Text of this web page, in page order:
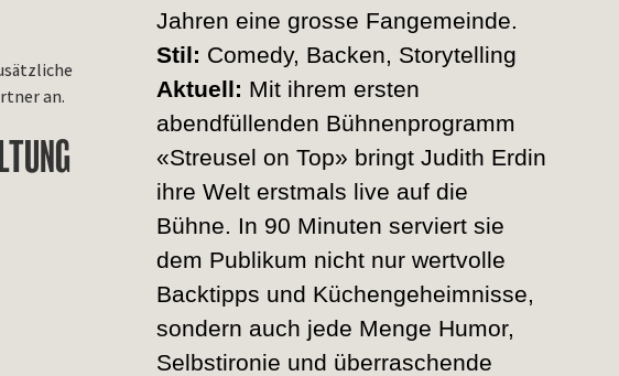
an.
Jahren eine grosse Fangemeinde.
Stil: Comedy, Backen, Storytelling
Aktuell: Mit ihrem ersten
abendfüllenden Bühnenprogramm
«Streusel on Top» bringt Judith Erdin
ihre Welt erstmals live auf die
Bühne. In 90 Minuten serviert sie
dem Publikum nicht nur wertvolle
Backtipps und Küchengeheimnisse,
sondern auch jede Menge Humor,
Selbstironie und überraschende